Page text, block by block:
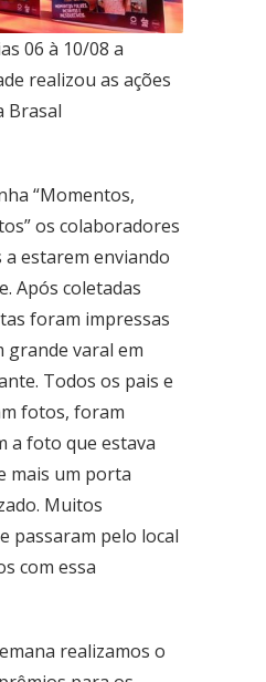
06 à 10/08 a
realizou as ações
Brasal
“Momentos,
os colaboradores
estarem enviando
Após coletadas
foram impressas
grande varal em
Todos os pais e
fotos, foram
a foto que estava
mais um porta
Muitos
passaram pelo local
com essa
realizamos o